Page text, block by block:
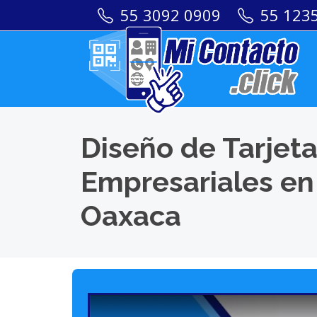
55 3092 0909 55
Diseño de
Empresariales
Oaxaca